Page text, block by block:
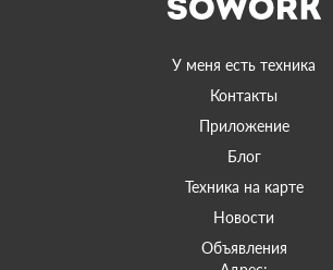
У меня есть техника
Контакты
Приложение
Блог
Техника на карте
Новости
Объявления